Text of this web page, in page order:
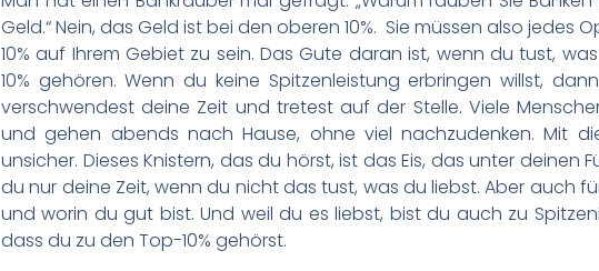
Geld.“ Nein, das Geld ist bei den oberen 10%. Sie müssen also jedes
10% auf Ihrem Gebiet zu sein. Das Gute daran ist, wenn du tust,
10% gehören. Wenn du keine Spitzenleistung erbringen willst,
verschwendest deine Zeit und tretest auf der Stelle. Viele
und gehen abends nach Hause, ohne viel nachzudenken. Mit
unsicher. Dieses Knistern, das du hörst, ist das Eis, das unter deinen
du nur deine Zeit, wenn du nicht das tust, was du liebst. Aber auch
und worin du gut bist. Und weil du es liebst, bist du auch zu
dass du zu den Top-10% gehörst.